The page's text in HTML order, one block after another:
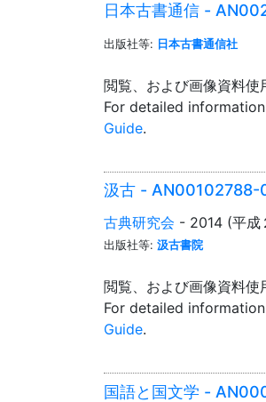
日本古書通信 -
出版社等: 日本古書通信社
閲覧、および画像資料使
For detailed
Guide.
汲古 - AN00102788-
古典研究会 - 2014 (平成
出版社等: 汲古書院
閲覧、および画像資料使
For detailed
Guide.
国語と国文学 -